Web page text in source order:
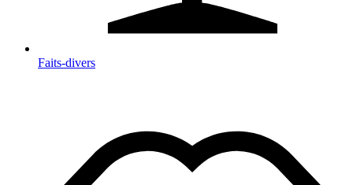
Faits-divers